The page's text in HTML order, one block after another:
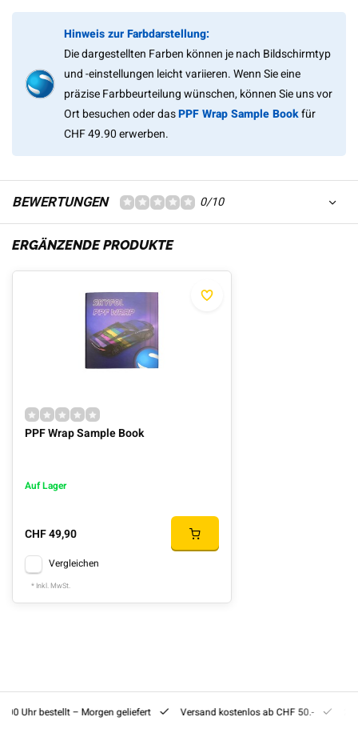
Hinweis zur Farbdarstellung:
Die dargestellten Farben können je nach Bildschirmtyp
und -einstellungen leicht variieren. Wenn Sie eine
präzise Farbbeurteilung wünschen, können Sie uns vor
Ort besuchen oder dasPPF Wrap Sample Bookfür
CHF 49.90 erwerben.
BEWERTUNGEN 0/10
ERGÄNZENDE PRODUKTE
PPF Wrap Sample Book
Auf Lager
CHF 49,90
Vergleichen
* Inkl. MwSt.
Uhr bestellt – Morgen geliefert Versand kostenlos ab CHF 50.-